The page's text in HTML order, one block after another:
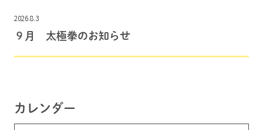
2026.8.3
９月 太極拳のお知らせ
カレンダー